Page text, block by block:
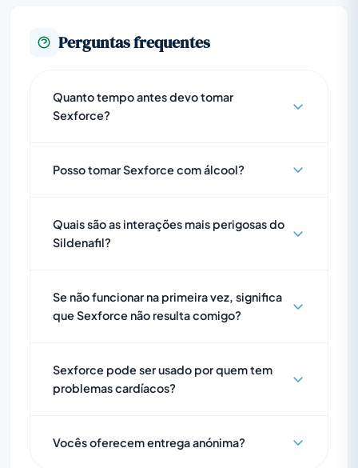
Perguntas frequentes
Quanto tempo antes devo tomar
Sexforce?
Posso tomar Sexforce com álcool?
Quais são as interações mais perigosas do
Sildenafil?
Se não funcionar na primeira vez, significa
que Sexforce não resulta comigo?
Sexforce pode ser usado por quem tem
problemas cardíacos?
Vocês oferecem entrega anónima?